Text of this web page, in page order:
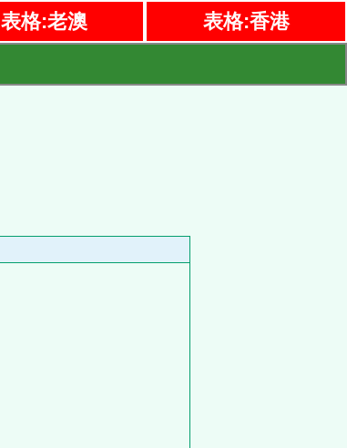
表格:老澳
表格:香港